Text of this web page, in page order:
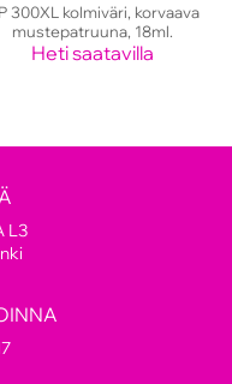
300XL kolmiväri, korvaava
mustepatruuna, 18ml.
Heti saatavilla
L3